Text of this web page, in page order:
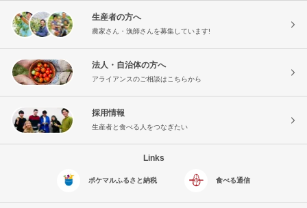
生産者の方へ
農家さん・漁師さんを募集しています!
法人・自治体の方へ
アライアンスのご相談はこちらから
採用情報
生産者と食べる人をつなぎたい
Links
ポケマルふるさと納税 食べる通信